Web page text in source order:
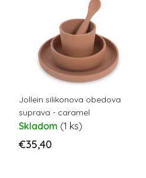
Jollein silikonova obedova
suprava - caramel
Skladom (1 ks)
€35,40